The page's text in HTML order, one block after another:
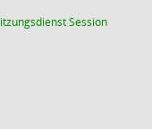
Session(Wird in